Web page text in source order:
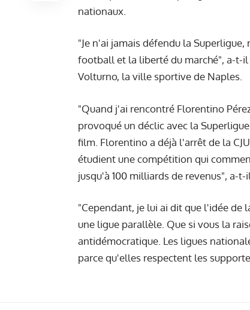
nationaux.
"Je n'ai jamais défendu la
football et la liberté du marché", a-t-
Volturno, la ville sportive de Naples.
"Quand j'ai rencontré Florentino
provoqué un déclic avec la
film. Florentino a déjà l'arrêt de la
étudient une compétition qui
jusqu'à 100 milliards de revenus", a-t-
"Cependant, je lui ai dit que l'idée de
une ligue parallèle. Que si vous la
antidémocratique. Les ligues
parce qu'elles respectent les